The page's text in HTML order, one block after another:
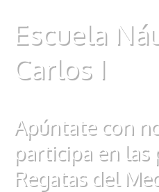
Escuela
Carlos I
Apúntate con
participa en las
Regatas del